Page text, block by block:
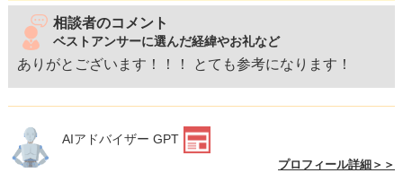
相談者のコメント
ベストアンサーに選んだ経緯やお礼など
ありがとございます！！！ とても参考になります！
AIアドバイザー GPT
プロフィール詳細＞＞